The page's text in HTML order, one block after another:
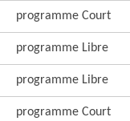
programme Court
programme Libre
programme Libre
programme Court